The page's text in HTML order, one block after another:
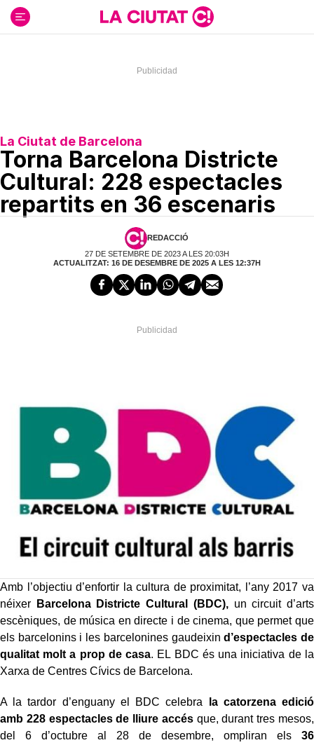
contenido
La Ciutat de Barcelona
Torna Barcelona Districte
Cultural: 228 espectacles
repartits en 36 escenaris
REDACCIÓ
27 DE SETEMBRE DE 2023 A LES 20:03H
ACTUALITZAT: 16 DE DESEMBRE DE 2025 A LES 12:37H
Amb l’objectiu d’enfortir la cultura de proximitat, l’any 2017 va
néixer
Barcelona Districte Cultural (BDC),un circuit d’arts
escèniques, de música en directe i de cinema, que permet que
els barcelonins i les barcelonines gaudeixind’espectacles de
qualitat molt a prop de casa. EL BDC és una iniciativa de la
Xarxa de Centres Cívics de Barcelona.
A la tardor d’enguany el BDC celebra
la catorzena edició
amb 228 espectacles de lliure accésque, durant tres mesos,
del 6 d’octubre al 28 de desembre, ompliran els 36